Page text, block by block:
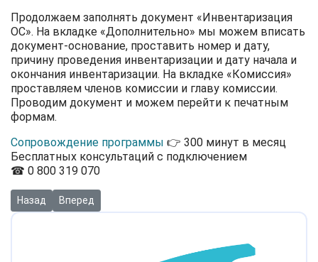
Продолжаем заполнять документ «Инвентаризация
ОС». На вкладке «Дополнительно» мы можем вписать
документ-основание, проставить номер и дату,
причину проведения инвентаризации и дату начала и
окончания инвентаризации. На вкладке «Комиссия»
проставляем членов комиссии и главу комиссии.
Проводим документ и можем перейти к печатным
формам.
Сопровождение программы 👉 300 минут в месяц
Бесплатных консультаций с подключением
☎ 0 800 319 070
Предыдущий: Видео: Инвентаризация товаров на складе,
Назад Следующий: Видео: Изменение налогового назначения
Вперед